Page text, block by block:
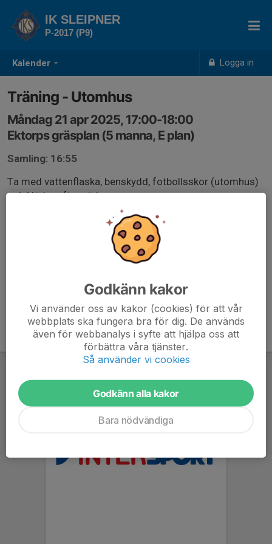
Kalender Logga in
IK SLEIPNER
P-2017 (P9)
Träning - Utomhus
Måndag 21 apr 2025, 17:00-18:00
Ektorps gräsplan (5 manna, E plan)
Samling: 16:55
Ta med vattenflaska, benskydd, fotbollsskor (utomhus)
och kläder efter väder.
Godkänn kakor
Vi använder oss av kakor (cookies) för att vår
webbplats ska fungera bra för dig. De används
även för webbanalys i syfte att hjälpa oss att
förbättra våra tjänster.
Så använder vi cookies
Godkänn alla kakor
Bara nödvändiga